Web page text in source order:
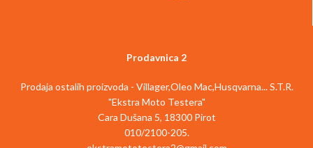
Uključena LED lampa za osvetljavanje
Uključen adapter za bitove za odvijač
Za optimalne rezultate preporučeno:
3.0 Ah baterije i jače
Isporučuje se bez baterije i punjača
(dostupni odvojeno)
rukohvatom
Uključena LED lampa za osvetljavanje
radnog područja
Isporučuje se bez baterije i punjača
(dostupni odvojeno)
Prodavnica 2
Prodaja ostalih proizvoda - Villager,Oleo Mac,Husqvarna... S.T.R.
"Ekstra Moto Testera"
Cara Dušana 5, 18300 Pirot
010/2100-205.